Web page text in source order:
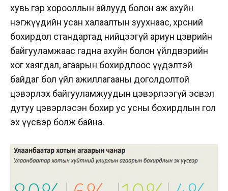
хувь гэр хорооллын айлууд болон аж ахуйн
нэгжүүдийн усан халаалтын зуухнаас, хөрсний
бохирдол стандартад нийцээгүй ариун цэврийн
байгууламжаас гадна ахуйн болон үйлдвэрийн
хог хаягдал, агаарын бохирдлоос үүдэлтэй
байдаг бол үйл ажиллагааны доголдолтой
цэвэрлэх байгууламжуудын цэвэрлээгүй эсвэл
дутуу цэвэрлэсэн бохир ус усны бохирдлын гол
эх үүсвэр болж байна.